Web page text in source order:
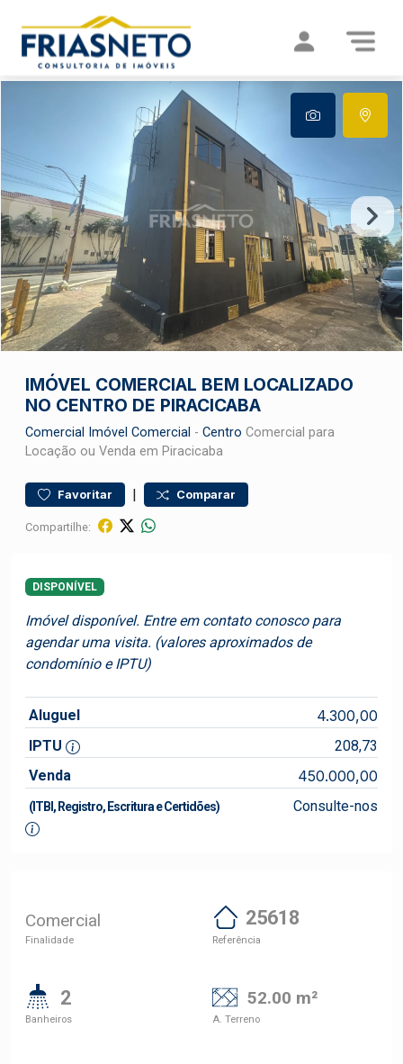
IMÓVEL COMERCIAL BEM LOCALIZADO
NO CENTRO DE PIRACICABA
Comercial Imóvel Comercial - Centro Comercial para
Locação ou Venda em Piracicaba
Favoritar | Comparar
Compartilhe:
DISPONÍVEL
Imóvel disponível. Entre em contato conosco para
agendar uma visita. (valores aproximados de
condomínio e IPTU)
Aluguel 4.300,00
IPTU
208,73
Venda
450.000,00
(ITBI, Registro, Escritura e Certidões) Consulte-nos
Comercial
Finalidade
25618
Referência
2
Banheiros
52.00 m²
A. Terreno